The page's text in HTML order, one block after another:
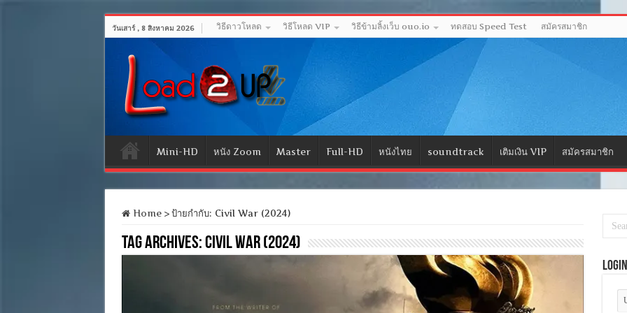
วันเสาร์ , 8 สิงหาคม 2026 วิธีดาวโหลด วิธีโหลด VIP วิธีข้ามลิ้งเว็บ ouo.io ทดสอบ Speed Test สมัครสมาชิก
Mini-HD หนัง Zoom Master Full-HD หนังไทย soundtrack เติมเงิน VIP สมัครสมาชิก
Home > ป้ายกำกับ: Civil War (2024)
Tag Archives:Civil War (2024)
Login